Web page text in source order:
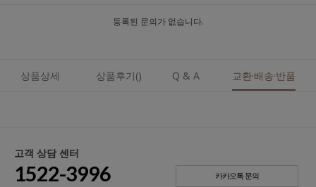
등록된 문의가 없습니다.
상품상세 상품후기() Q & A 교환·배송·반품
고객 상담 센터
1522-3996 카카오톡 문의